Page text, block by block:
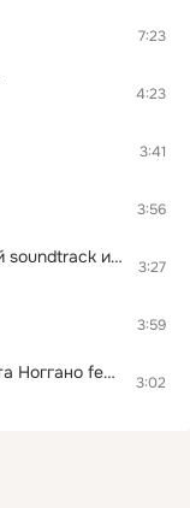
7:23
4:23
3:41
3:56
СПОРТ мой НАРКОТИК [ главный soundtrack из кф. Елки 2 (Елки 2012)] 3:27
3:59
Самая новая песня о весне (Баста Ноггано feat. Guf & Витя ак 47 prod.) 3:02